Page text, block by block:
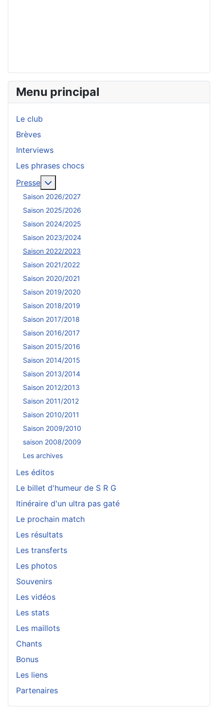
Menu principal
Le club
Brèves
Interviews
Les phrases chocs
Presse
Saison 2026/2027
Saison 2025/2026
Saison 2024/2025
Saison 2023/2024
Saison 2022/2023
Saison 2021/2022
Saison 2020/2021
Saison 2019/2020
Saison 2018/2019
Saison 2017/2018
Saison 2016/2017
Saison 2015/2016
Saison 2014/2015
Saison 2013/2014
Saison 2012/2013
Saison 2011/2012
Saison 2010/2011
Saison 2009/2010
saison 2008/2009
Les archives
Les éditos
Le billet d'humeur de S R G
Itinéraire d'un ultra pas gaté
Le prochain match
Les résultats
Les transferts
Les photos
Souvenirs
Les vidéos
Les stats
Les maillots
Chants
Bonus
Les liens
Partenaires